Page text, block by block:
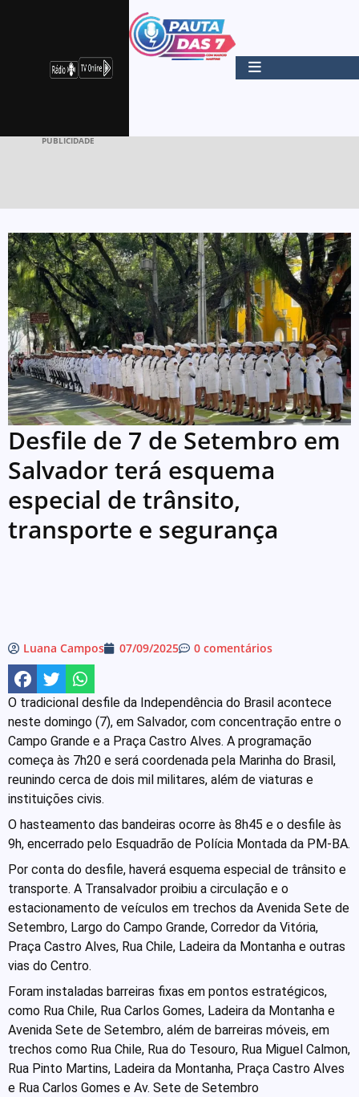
PUBLICIDADE
Desfile de 7 de Setembro em
Salvador terá esquema
especial de trânsito,
transporte e segurança
Luana Campos 07/09/2025 0 comentários
O tradicional desfile da Independência do Brasil acontece
neste domingo (7), em Salvador, com concentração entre o
Campo Grande e a Praça Castro Alves. A programação
começa às 7h20 e será coordenada pela Marinha do Brasil,
reunindo cerca de dois mil militares, além de viaturas e
instituições civis.
O hasteamento das bandeiras ocorre às 8h45 e o desfile às
9h, encerrado pelo Esquadrão de Polícia Montada da PM-BA.
Por conta do desfile, haverá esquema especial de trânsito e
transporte. A Transalvador proibiu a circulação e o
estacionamento de veículos em trechos da Avenida Sete de
Setembro, Largo do Campo Grande, Corredor da Vitória,
Praça Castro Alves, Rua Chile, Ladeira da Montanha e outras
vias do Centro.
Foram instaladas barreiras fixas em pontos estratégicos,
como Rua Chile, Rua Carlos Gomes, Ladeira da Montanha e
Avenida Sete de Setembro, além de barreiras móveis, em
trechos como Rua Chile, Rua do Tesouro, Rua Miguel Calmon,
Rua Pinto Martins, Ladeira da Montanha, Praça Castro Alves
e Rua Carlos Gomes e Av. Sete de Setembro